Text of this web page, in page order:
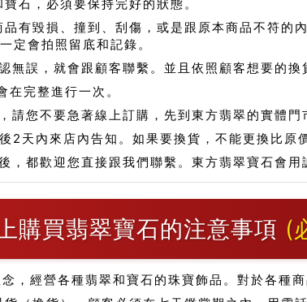
石，必須要保持完好的狀態。
有毀損、撞到、刮傷，或是跟原本商品不符的
定會拍照留底和記錄。
誤，就會跟顧客聯繫。並且依照顧客想要的換
完整進行一次。
您不要急著線上訂購，先到東方翡翠的實體門
2天內來店內告知。如果要換貨，不能更換比原
都歡迎您直接跟我們聯繫。東方翡翠寶石會用
購買翡翠寶石的注意事項 (
，經營各種翡翠和寶石的珠寶飾品。對於各種